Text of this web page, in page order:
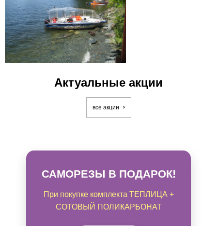
Актуальные акции
все акции
САМОРЕЗЫ В ПОДАРОК!
При покупке комплекта ТЕПЛИЦА +
СОТОВЫЙ ПОЛИКАРБОНАТ